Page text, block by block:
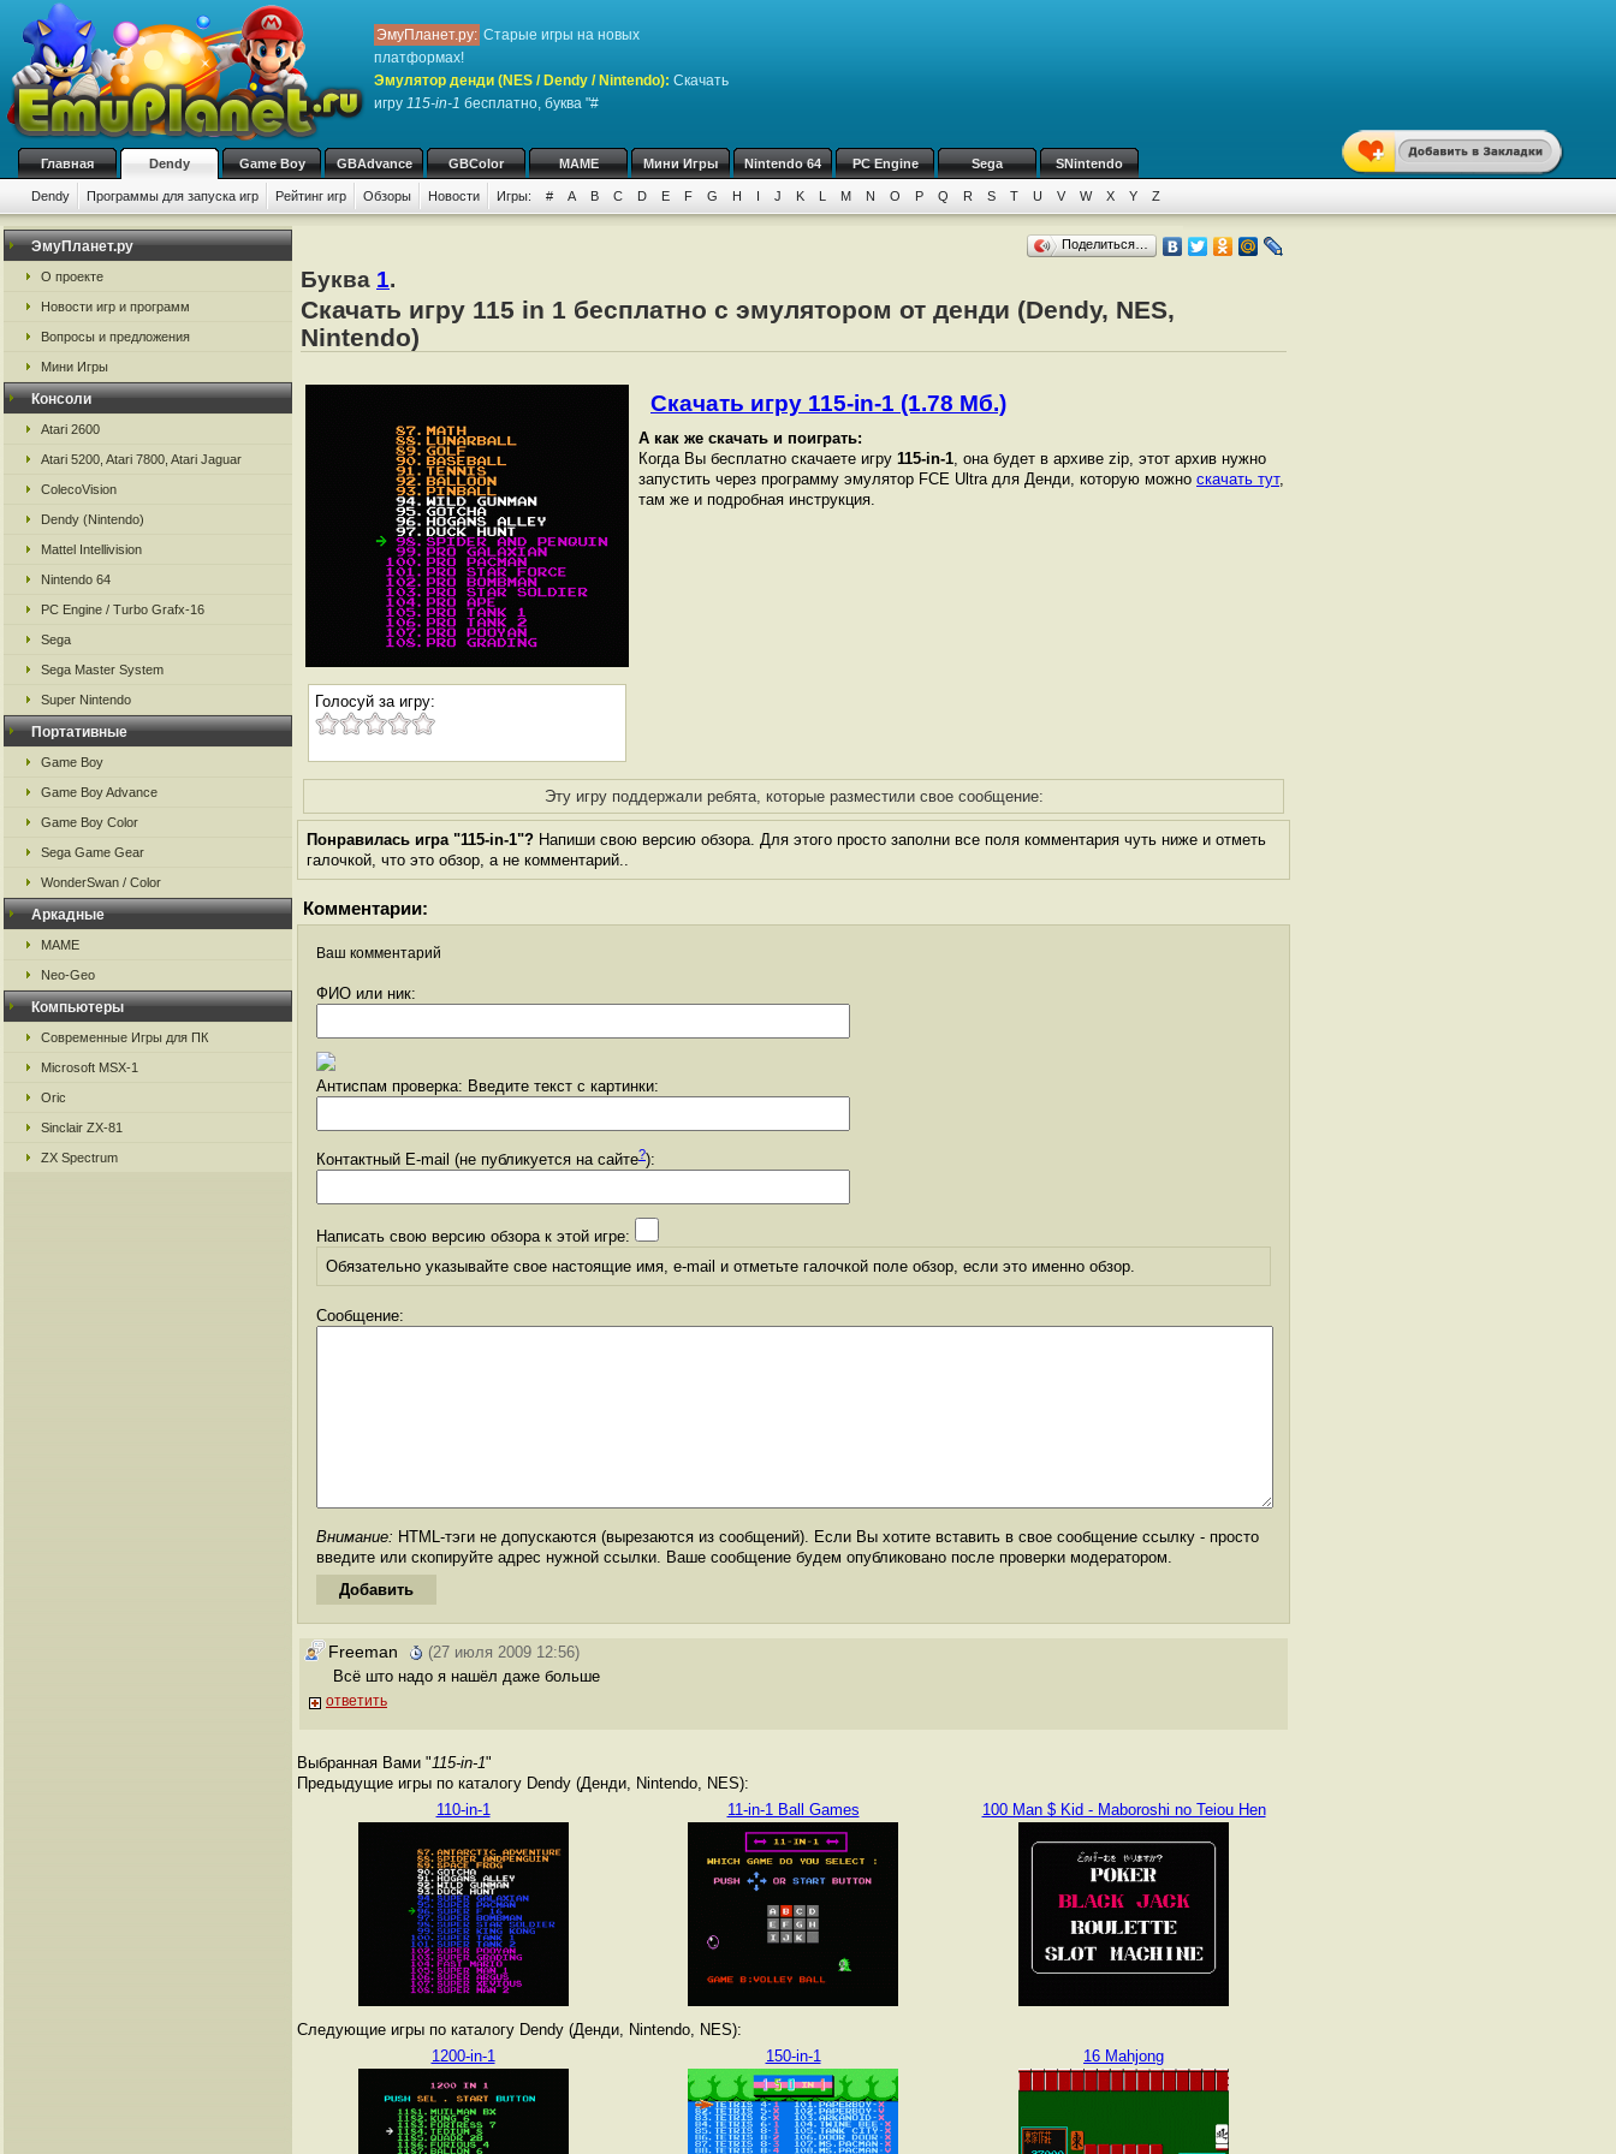
ЭмуПланет.ру: Старые игры на новых
платформах!
Эмулятор денди (NES / Dendy / Nintendo): Скачать
игру 115-in-1 бесплатно, буква "#
Главная Dendy Game Boy GBAdvance GBColor MAME Мини Игры Nintendo 64 PC Engine Sega SNintendo
Dendy Программы для запуска игр Рейтинг игр Обзоры Новости Игры: # A B C D E F G H I J K L M N O P Q R S T U V W X Y Z
ЭмуПланет.ру
О проекте
Новости игр и программ
Вопросы и предложения
Мини Игры
Консоли
Atari 2600
Atari 5200, Atari 7800, Atari Jaguar
ColecoVision
Dendy (Nintendo)
Mattel Intellivision
Nintendo 64
PC Engine / Turbo Grafx-16
Sega
Sega Master System
Super Nintendo
Портативные
Game Boy
Game Boy Advance
Game Boy Color
Sega Game Gear
WonderSwan / Color
Аркадные
MAME
Neo-Geo
Компьютеры
Современные Игры для ПК
Microsoft MSX-1
Oric
Sinclair ZX-81
ZX Spectrum
Поделиться…
Буква 1.
Скачать игру 115 in 1 бесплатно с эмулятором от денди (Dendy, NES,
Nintendo)
Голосуй за игру:
Скачать игру 115-in-1 (1.78 Мб.)
А как же скачать и поиграть:
Когда Вы бесплатно скачаете игру 115-in-1, она будет в архиве zip, этот архив нужно
запустить через программу эмулятор FCE Ultra для Денди, которую можно скачать тут,
там же и подробная инструкция.
Эту игру поддержали ребята, которые разместили свое сообщение:
Понравилась игра "115-in-1"? Напиши свою версию обзора. Для этого просто заполни все поля комментария чуть ниже и отметь
галочкой, что это обзор, а не комментарий..
Комментарии:
Ваш комментарий
ФИО или ник:
Антиспам проверка: Введите текст с картинки:
Контактный E-mail (не публикуется на сайте?):
Написать свою версию обзора к этой игре:
Обязательно указывайте свое настоящие имя, e-mail и отметьте галочкой поле обзор, если это именно обзор.
Сообщение:
Внимание: HTML-тэги не допускаются (вырезаются из сообщений). Если Вы хотите вставить в свое сообщение ссылку - просто
введите или скопируйте адрес нужной ссылки. Ваше сообщение будем опубликовано после проверки модератором.
Freeman
(27 июля 2009 12:56)
Всё што надо я нашёл даже больше
ответить
Выбранная Вами "115-in-1"
Предыдущие игры по каталогу Dendy (Денди, Nintendo, NES):
110-in-1
11-in-1 Ball Games 100 Man $ Kid - Maboroshi no Teiou Hen
Следующие игры по каталогу Dendy (Денди, Nintendo, NES):
1200-in-1
150-in-1 16 Mahjong